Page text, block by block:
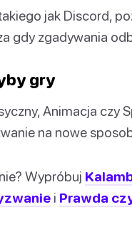
jak Discord,
gdy zgadywania
gry
Animacja czy
na nowe
Wypróbuj
i Prawda